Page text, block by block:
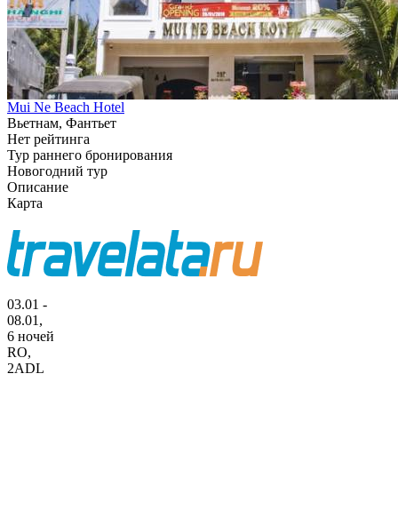
Mui Ne Beach Hotel
Вьетнам, Фантьет
Нет рейтинга
Тур раннего бронирования
Новогодний тур
Описание
Карта
03.01 -
08.01,
6 ночей
RO,
2ADL